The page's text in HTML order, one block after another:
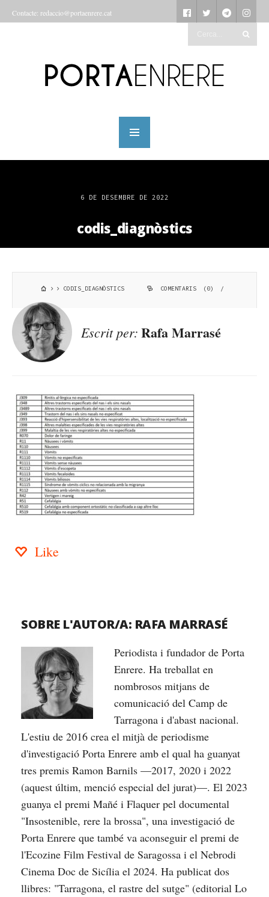
Contacte: redaccio@portaenrere.cat
6 DE DESEMBRE DE 2022
codis_diagnòstics
CODIS_DIAGNÒSTICS COMENTARIS (0) /
Escrit per: Rafa Marrasé
Like
SOBRE L'AUTOR/A: RAFA MARRASÉ
Periodista i fundador de Porta
Enrere. Ha treballat en
nombrosos mitjans de
comunicació del Camp de
Tarragona i d'abast nacional.
L'estiu de 2016 crea el mitjà de periodisme
d'investigació Porta Enrere amb el qual ha guanyat
tres premis Ramon Barnils —2017, 2020 i 2022
(aquest últim, menció especial del jurat)—. El 2023
guanya el premi Mañé i Flaquer pel documental
"Insostenible, rere la brossa", una investigació de
Porta Enrere que també va aconseguir el premi de
l'Ecozine Film Festival de Saragossa i el Nebrodi
Cinema Doc de Sicília el 2024. Ha publicat dos
llibres: "Tarragona, el rastre del sutge" (editorial Lo